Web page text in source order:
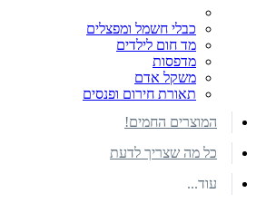
כבלי חשמל ומפצלים
מד חום לילדים
מדפסות
משקל אדם
תאורת חירום ופנסים
המוצרים החמים!
כל מה שצריך לדעת
עוד...